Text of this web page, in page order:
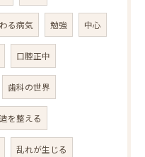
る病気 勉強 中心
口腔正中
歯科の世界
を整える
乱れが生じる